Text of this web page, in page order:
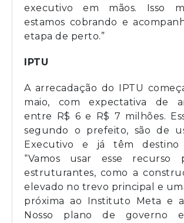
executivo em mãos. Isso
estamos cobrando e
etapa de perto.”
IPTU
A arrecadação do IPTU
maio, com expectativa de
entre R$ 6 e R$ 7 milhões.
segundo o prefeito, são de
Executivo e já têm destino
“Vamos usar esse recurso
estruturantes, como a
elevado no trevo principal e
próxima ao Instituto Meta e
Nosso plano de governo